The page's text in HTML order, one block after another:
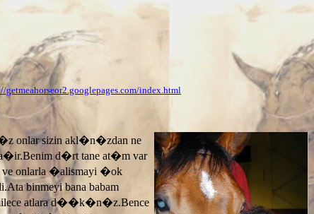
getmeahorseor2.googlepages.com/index.html
onlar sizin akl�n�zdan ne
d�rt tane at�m var
ve onlarla �alismayi �ok
binmeyi bana babam
atlara d��k�n�z.Bence